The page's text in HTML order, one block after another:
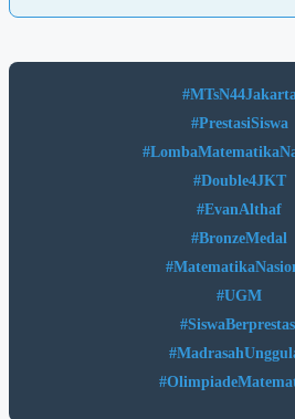
#MTsN44Jakarta
#PrestasiSiswa
#Double4JKT
#EvanAlthaf
#BronzeMedal
#UGM